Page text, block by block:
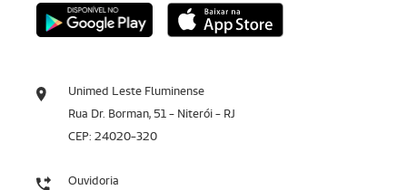
Unimed Leste Fluminense
Rua Dr. Borman, 51 - Niterói - RJ
CEP: 24020-320
Ouvidoria